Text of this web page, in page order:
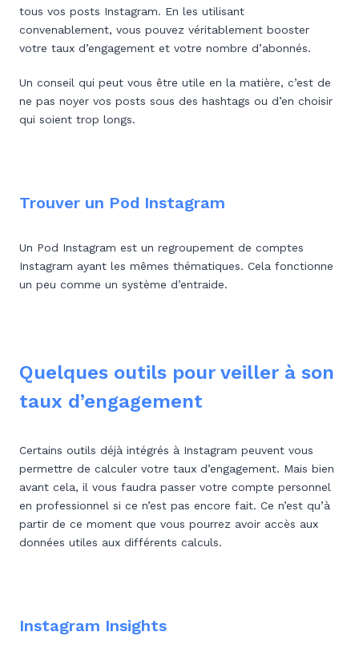
tous vos posts Instagram. En les utilisant
convenablement, vous pouvez véritablement booster
votre taux d’engagement et votre nombre d’abonnés.
Un conseil qui peut vous être utile en la matière, c’est de
ne pas noyer vos posts sous des hashtags ou d’en choisir
qui soient trop longs.
Trouver un Pod Instagram
Un Pod Instagram est un regroupement de comptes
Instagram ayant les mêmes thématiques. Cela fonctionne
un peu comme un système d’entraide.
Quelques outils pour veiller à son
taux d’engagement
Certains outils déjà intégrés à Instagram peuvent vous
permettre de calculer votre taux d’engagement. Mais bien
avant cela, il vous faudra passer votre compte personnel
en professionnel si ce n’est pas encore fait. Ce n’est qu’à
partir de ce moment que vous pourrez avoir accès aux
données utiles aux différents calculs.
Instagram Insights